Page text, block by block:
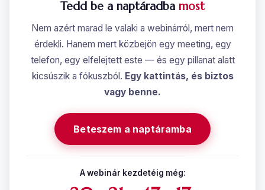
Tedd be a naptáradba most
Nem azért marad le valaki a webinárról, mert nem
érdekli. Hanem mert közbejön egy meeting, egy
telefon, egy elfelejtett este — és egy pillanat alatt
kicsúszik a fókuszból. Egy kattintás, és biztos
vagy benne.
Beteszem a naptáramba
A webinár kezdetéig még: